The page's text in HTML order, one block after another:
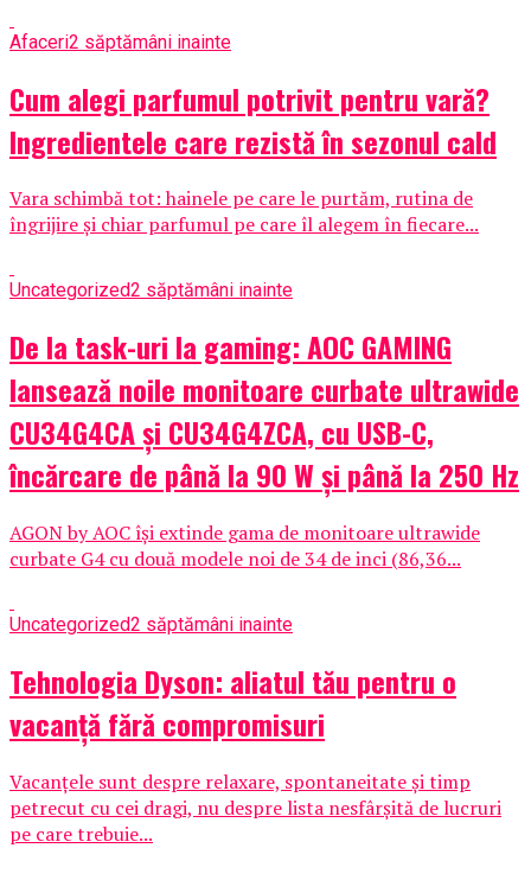
Afaceri2 săptămâni inainte
Cum alegi parfumul potrivit pentru vară?
Ingredientele care rezistă în sezonul cald
Vara schimbă tot: hainele pe care le purtăm, rutina de
îngrijire și chiar parfumul pe care îl alegem în fiecare...
Uncategorized2 săptămâni inainte
De la task-uri la gaming: AOC GAMING
lansează noile monitoare curbate ultrawide
CU34G4CA și CU34G4ZCA, cu USB-C,
încărcare de până la 90 W și până la 250 Hz
AGON by AOC își extinde gama de monitoare ultrawide
curbate G4 cu două modele noi de 34 de inci (86,36...
Uncategorized2 săptămâni inainte
Tehnologia Dyson: aliatul tău pentru o
vacanță fără compromisuri
Vacanțele sunt despre relaxare, spontaneitate și timp
petrecut cu cei dragi, nu despre lista nesfârșită de lucruri
pe care trebuie...